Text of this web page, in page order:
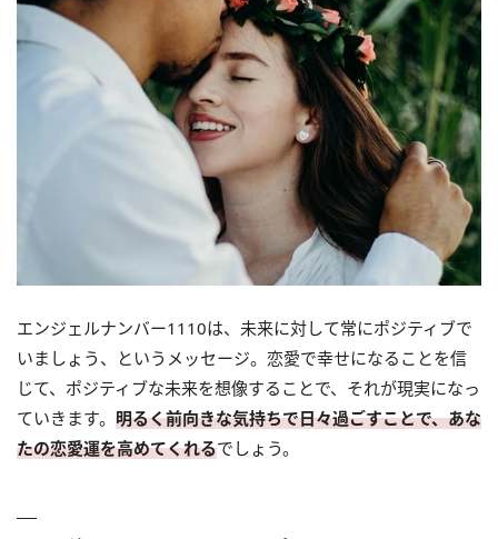
エンジェルナンバー1110は、未来に対して常にポジティブで
いましょう、というメッセージ。恋愛で幸せになることを信
じて、ポジティブな未来を想像することで、それが現実になっ
ていきます。 明るく前向きな気持ちで日々過ごすことで、あな
たの恋愛運を高めてくれるでしょう。